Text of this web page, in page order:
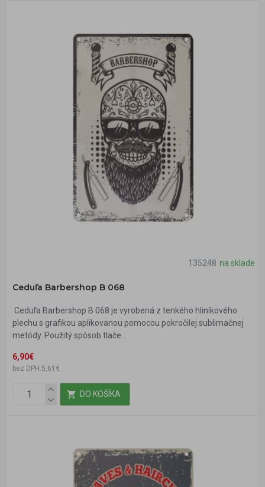
135248 na sklade
Ceduľa Barbershop B 068
Ceduľa Barbershop B 068 je vyrobená z tenkého hliníkového
plechu s grafikou aplikovanou pomocou pokročilej sublimačnej
metódy. Použitý spôsob tlače ..
6,90€
bez DPH:5,61€
DO KOŠÍKA